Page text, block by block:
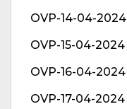
OVP-14-04-2024
OVP-15-04-2024
OVP-16-04-2024
OVP-17-04-2024